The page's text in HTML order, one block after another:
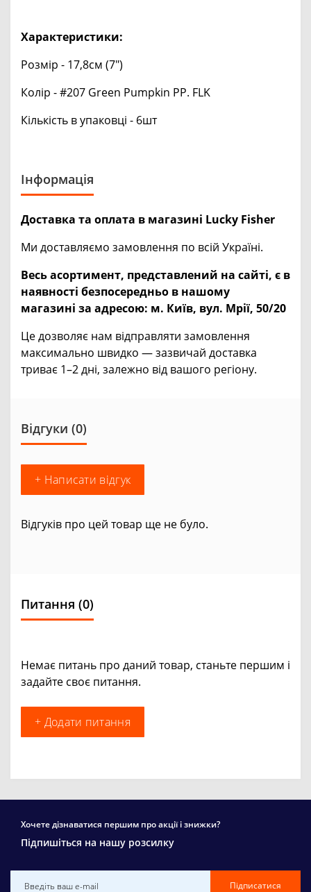
Характеристики:
Розмір - 17,8см (7")
Колір - #207 Green Pumpkin PP. FLK
Кількість в упаковці - 6шт
Інформація
Доставка та оплата в магазині Lucky Fisher
Ми доставляємо замовлення по всій Україні.
Весь асортимент, представлений на сайті, є в
наявності безпосередньо в нашому
магазині за адресою: м. Київ, вул. Мрії, 50/20
Це дозволяє нам відправляти замовлення
максимально швидко — зазвичай доставка
триває 1–2 дні, залежно від вашого регіону.
Відгуки (0)
+ Написати відгук
Відгуків про цей товар ще не було.
Питання (0)
Немає питань про даний товар, станьте першим і
задайте своє питання.
+ Додати питання
Хочете дізнаватися першим про акції і знижки?
Підпишіться на нашу розсилку
Підписатися